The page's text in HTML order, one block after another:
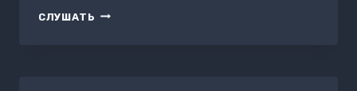
СЛУШАТЬ КАК